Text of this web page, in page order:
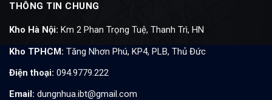
THÔNG TIN CHUNG
Kho Hà Nội: Km 2 Phan Trọng Tuệ, Thanh Trì, HN
Kho TPHCM: Tăng Nhơn Phú, KP4, PLB, Thủ Đức
Điện thoại: 094.9779.222
Email: dungnhua.ibt@gmail.com